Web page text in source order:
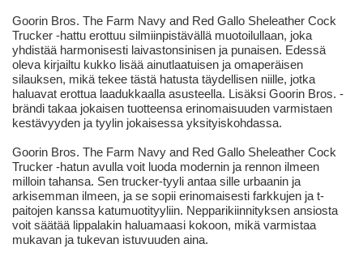
Goorin Bros. The Farm Navy and Red Gallo Sheleather Cock
Trucker -hattu erottuu silmiinpistävällä muotoilullaan, joka
yhdistää harmonisesti laivastonsinisen ja punaisen. Edessä
oleva kirjailtu kukko lisää ainutlaatuisen ja omaperäisen
silauksen, mikä tekee tästä hatusta täydellisen niille, jotka
haluavat erottua laadukkaalla asusteella. Lisäksi Goorin Bros. -
brändi takaa jokaisen tuotteensa erinomaisuuden varmistaen
kestävyyden ja tyylin jokaisessa yksityiskohdassa.
Goorin Bros. The Farm Navy and Red Gallo Sheleather Cock
Trucker -hatun avulla voit luoda modernin ja rennon ilmeen
milloin tahansa. Sen trucker-tyyli antaa sille urbaanin ja
arkisemman ilmeen, ja se sopii erinomaisesti farkkujen ja t-
paitojen kanssa katumuotityyliin. Nepparikiinnityksen ansiosta
voit säätää lippalakin haluamaasi kokoon, mikä varmistaa
mukavan ja tukevan istuvuuden aina.